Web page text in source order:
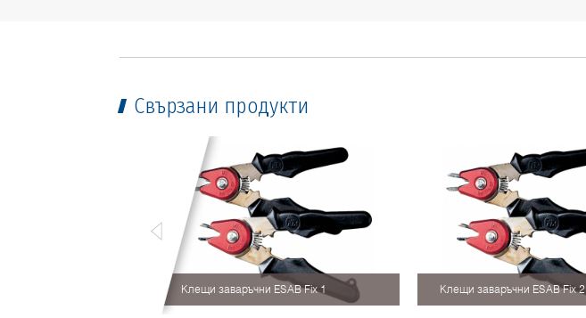
Свързани продукти
Клещи заваръчни ESAB Fix 1
Клещи заваръчни ESAB Fix 2